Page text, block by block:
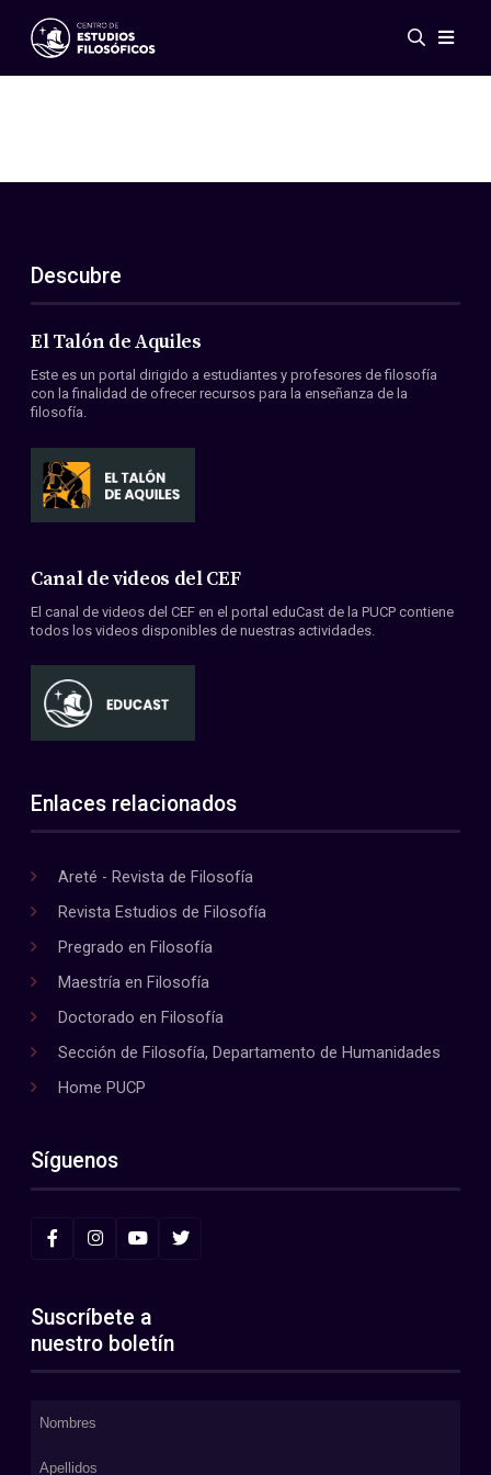
Eventos
ES
EN
Acerca de nosotros
Miembros
Convenios
Descubre
El Talón de Aquiles
Este es un portal dirigido a estudiantes y profesores de filosofía
con la finalidad de ofrecer recursos para la enseñanza de la
filosofía.
Canal de videos del CEF
El canal de videos del CEF en el portal eduCast de la PUCP contiene
todos los videos disponibles de nuestras actividades.
Enlaces relacionados
Areté - Revista de Filosofía
Revista Estudios de Filosofía
Pregrado en Filosofía
Maestría en Filosofía
Doctorado en Filosofía
Sección de Filosofía, Departamento de Humanidades
Home PUCP
Síguenos
Suscríbete a
nuestro boletín